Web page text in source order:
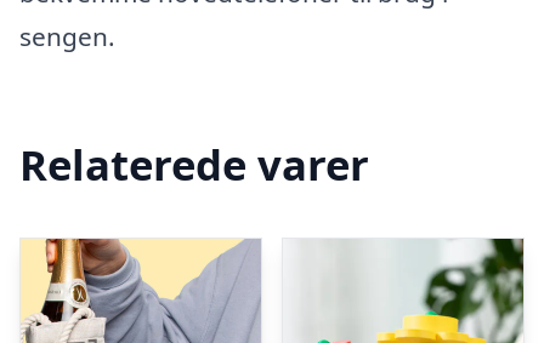
sengen.
Relaterede varer